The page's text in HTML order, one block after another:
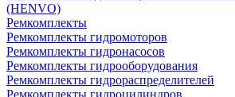
(HENVO)
Ремкомплекты
Ремкомплекты гидромоторов
Ремкомплекты гидронасосов
Ремкомплекты гидрооборудования
Ремкомплекты гидрораспределителей
Ремкомплекты гидроцилиндров